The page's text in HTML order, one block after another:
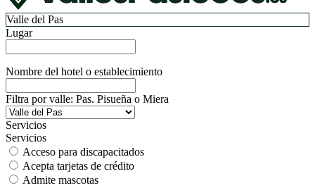
Valle del Pas
Lugar
Nombre del hotel o establecimiento
Filtra por valle: Pas. Pisueña o Miera
Servicios
Servicios
Acceso para discapacitados
Acepta tarjetas de crédito
Admite mascotas